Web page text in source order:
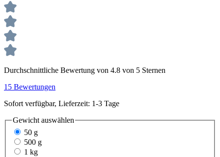
Durchschnittliche Bewertung von 4.8 von 5 Sternen
15 Bewertungen
Sofort verfügbar, Lieferzeit: 1-3 Tage
Gewicht auswählen
50 g
500 g
1 kg